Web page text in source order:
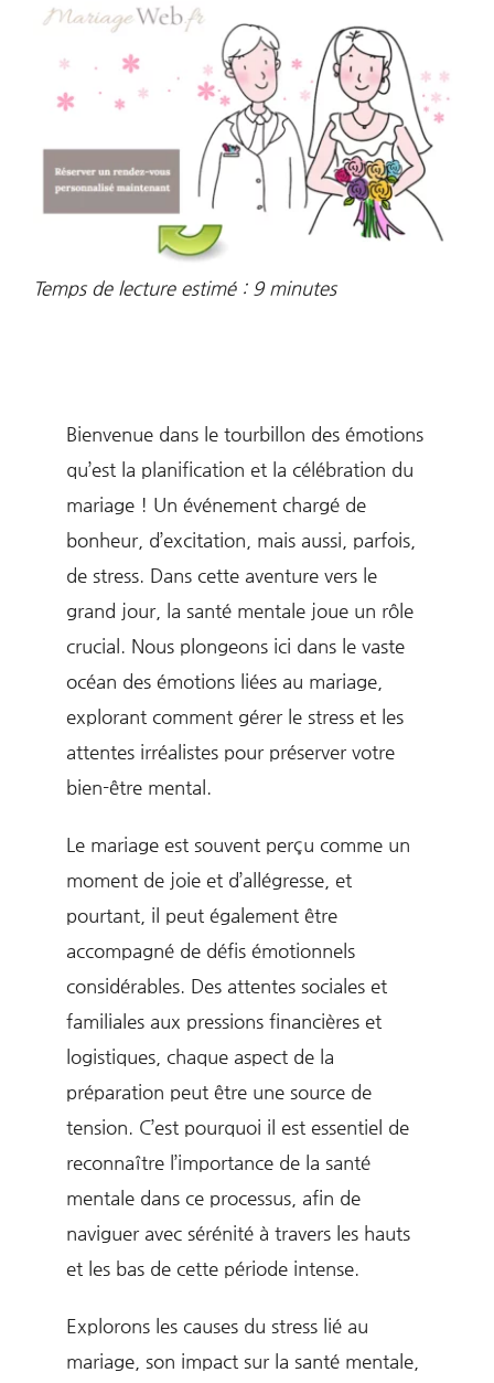
Temps de lecture estimé : 9 minutes
Bienvenue dans le tourbillon des émotions
qu’est la planification et la célébration du
mariage ! Un événement chargé de
bonheur, d’excitation, mais aussi, parfois,
de stress. Dans cette aventure vers le
grand jour, la santé mentale joue un rôle
crucial. Nous plongeons ici dans le vaste
océan des émotions liées au mariage,
explorant comment gérer le stress et les
attentes irréalistes pour préserver votre
bien-être mental.
Le mariage est souvent perçu comme un
moment de joie et d’allégresse, et
pourtant, il peut également être
accompagné de défis émotionnels
considérables. Des attentes sociales et
familiales aux pressions financières et
logistiques, chaque aspect de la
préparation peut être une source de
tension. C’est pourquoi il est essentiel de
reconnaître l’importance de la santé
mentale dans ce processus, afin de
naviguer avec sérénité à travers les hauts
et les bas de cette période intense.
Explorons les causes du stress lié au
mariage, son impact sur la santé mentale,